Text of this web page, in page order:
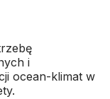
i
ocean-klimat w